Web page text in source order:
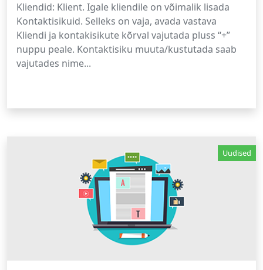
Kliendid: Klient. Igale kliendile on võimalik lisada
Kontaktisikuid. Selleks on vaja, avada vastava
Kliendi ja kontakisikute kõrval vajutada pluss “+”
nuppu peale. Kontaktisiku muuta/kustutada saab
vajutades nime...
Uudised